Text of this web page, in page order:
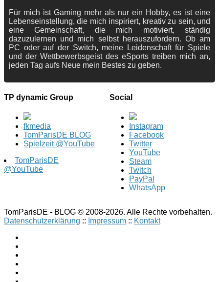
Für mich ist Gaming mehr als nur ein Hobby, es ist eine
Lebenseinstellung, die mich inspiriert, kreativ zu sein, und
eine Gemeinschaft, die mich motiviert, ständig
dazuzulernen und mich selbst herauszufordern. Ob am
PC oder auf der Switch, meine Leidenschaft für Spiele
und der Wettbewerbsgeist des eSports treiben mich an,
jeden Tag aufs Neue mein Bestes zu geben.
TP dynamic Group
fkmedia
TomParisDE BLOG
Spielzeit @YouTube
TomParisDE
@YouTube
Social
Instagram
Facebook
Twitter
YouTube
Steam
Twitch
PayPal
WhatsApp
TomParisDE - BLOG © 2008-2026. Alle Rechte vorbehalten.
Datenschutzerklärung :: Impressum :: Kontakt